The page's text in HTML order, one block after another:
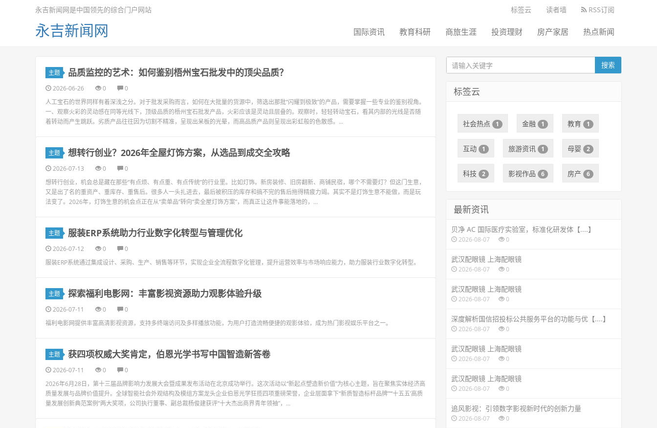
标签云 读者墙 RSS订阅
永吉新闻网是中国领先的综合门户网站
永吉新闻网 国际资讯 教育科研 商旅生涯 投资理财 房产家居 热点新闻
主题 品质监控的艺术：如何鉴别梧州宝石批发中的顶尖品质？
2026-06-26 0
0
人工宝石的世界同样有着深浅之分。对于批发采购而言，如何在大批量的货源中，筛选出那批“闪耀到极致”的产品，需要掌握一些专业的鉴别视角。
一、观察火彩的灵动感在同等光线下，顶级品质的梧州宝石批发产品，火彩应该是灵动且层叠的。观察时，轻轻转动宝石，看其内部的光线是否随
着转动而产生跳跃。劣质产品往往因为切割不精准，呈现出呆板的光晕，而高品质产品则呈现出彩虹般的色散感。...
主题 想转行创业？2026年全屋灯饰方案，从选品到成交全攻略
2026-07-13 0
0
想转行创业，机会总是藏在那些“有点烦、有点重、有点传统”的行业里。比如灯饰。新房装修、旧房翻新、商铺民宿，哪个不需要灯？但这门生意，
又是出了名的重资产、重库存、重售后。很多人一头扎进去，最后被积压的库存和搞不完的售后拖得精疲力竭。其实不是灯饰生意不能做，而是玩
法变了。2026年，灯饰生意的机会点正在从“卖单品”转向“卖全屋灯饰方案”，而真正让这件事能落地的，...
主题 服装ERP系统助力行业数字化转型与管理优化
2026-07-12 0
0
服装ERP系统通过集成设计、采购、生产、销售等环节，实现企业全流程数字化管理，提升运营效率与市场响应能力，助力服装行业数字化转型。
主题 探索福利电影网：丰富影视资源助力观影体验升级
2026-07-11 0
0
福利电影网提供丰富高清影视资源，支持多终端访问及多样播放功能，为用户打造流畅便捷的观影体验，成为热门影视娱乐平台之一。
主题 获四项权威大奖肯定，伯恩光学书写中国智造新答卷
2026-07-11 0
0
2026年6月28日，第十三届品牌影响力发展大会暨成果发布活动在北京成功举行。这次活动以“新起点塑造新价值”为核心主题，旨在聚焦实体经济高
质量发展与品牌价值提升。全球智能社会外观结构及模组方案龙头企业伯恩光学狂揽四项重磅荣誉，企业层面拿下“新质智造标杆品牌”“‘十五五’高质
量发展创新典范案例”两大奖项，公司执行董事、副总裁杨俊建获评“十大杰出商界青年领袖”，...
搜索
标签云
社会热点 1 金融 1 教育 1
互动 1 旅游资讯 1 母婴 2
科技 2 影视作品 6 房产 6
最新资讯
贝净 AC 国际医疗实验室，标准化研发体【....】
2026-08-07 0
武汉配眼镜 上海配眼镜
2026-08-07 0
武汉配眼镜 上海配眼镜
2026-08-07 0
深度解析国信招投标公共服务平台的功能与优【....】
2026-08-07 0
武汉配眼镜 上海配眼镜
2026-08-07 0
武汉配眼镜 上海配眼镜
2026-08-07 0
追风影视：引领数字影视新时代的创新力量
2026-08-07 0